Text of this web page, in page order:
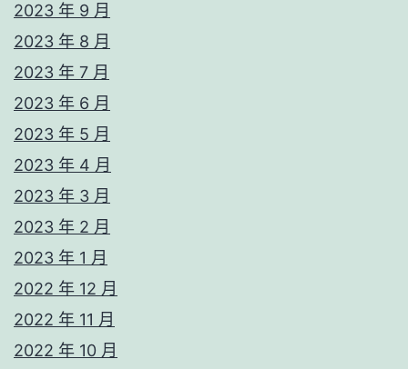
2023 年 9 月
2023 年 8 月
2023 年 7 月
2023 年 6 月
2023 年 5 月
2023 年 4 月
2023 年 3 月
2023 年 2 月
2023 年 1 月
2022 年 12 月
2022 年 11 月
2022 年 10 月